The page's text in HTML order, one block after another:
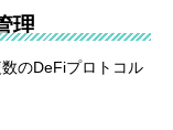
理
のDeFiプロトコル